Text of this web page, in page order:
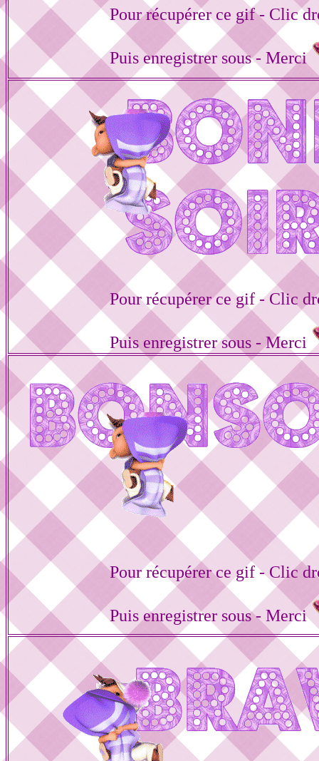
Pour récupérer ce gif - Clic
Puis enregistrer sous - Merci
Pour récupérer ce gif - Clic
Puis enregistrer sous - Merci
Pour récupérer ce gif - Clic
Puis enregistrer sous - Merci